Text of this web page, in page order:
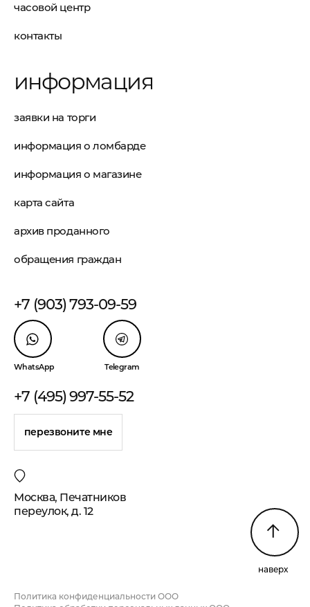
часовой центр
контакты
информация
заявки на торги
информация о ломбарде
информация о магазине
карта сайта
архив проданного
обращения граждан
+7 (903) 793-09-59
WhatsApp Telegram
+7 (495) 997-55-52
перезвоните мне
Москва, Печатников
переулок, д. 12
наверх
Политика конфиденциальности ООО